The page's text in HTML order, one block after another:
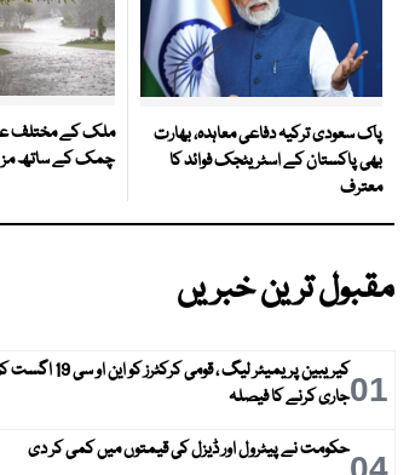
پاک سعودی ترکیہ دفاعی معاہدہ، بھارت
بھی پاکستان کے اسٹریٹجک فوائد کا
معترف
ملک کے مختلف
چمک کے ساتھ
مقبول ترین خبریں
01
کیریبین پریمیئر لیگ ، قومی کرکٹرز کو این او سی
جاری کرنے کا فیصلہ
حکومت نے پیٹرول اور ڈیزل کی قیمتوں میں کمی کر دی